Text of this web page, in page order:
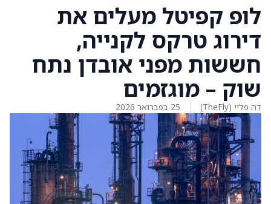
לופ קפיטל מעלים את
דירוג טרקס לקנייה,
חששות מפני אובדן נתח
שוק – מוגזמים
דה פליי (TheFly) 25 בפברואר 2026